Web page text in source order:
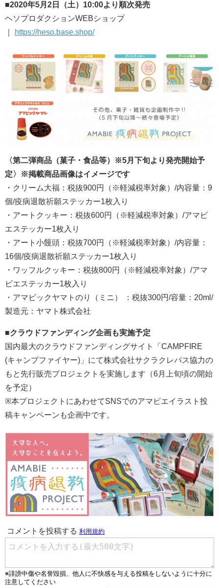
■2020年5月2日（土）10:00より順次発売
ヘソプロダクションWEBショップ
https://heso.base.shop/
〈第二弾商品（菓子・食品等）※5月下旬より発売開始予
定〉※掲載商品画像はイメージです
・クリーム大福：税抜900円（※軽減税率対象）/内容量：9
個/疫病退散祈願ステッカー1枚入り
・アートクッキー：税抜600円（※軽減税率対象）/アマビ
エステッカー1枚入り
・アート小饅頭：税抜700円（※軽減税率対象）/内容量：
16個/疫病退散祈願ステッカー1枚入り
・ワッフルクッキー：税抜800円（※軽減税率対象）/アマ
ビエステッカー1枚入り
・アマビックヤマトのり（ミニ） ：税抜300円/容量：20ml/
製造元：ヤマト株式会社
■クラウドファンディング企画も実施予定
国内最大のクラウドファンディングサイト「CAMPFIRE
(キャンプファイヤー)」にて株式会社サクラクレパス協力の
もと先行販売プロジェクトを実施します（6月上旬頃の開始
を予定）
※本プロジェクトにあわせてSNSでのアマビエイラスト投
稿キャンペーンも企画中です。